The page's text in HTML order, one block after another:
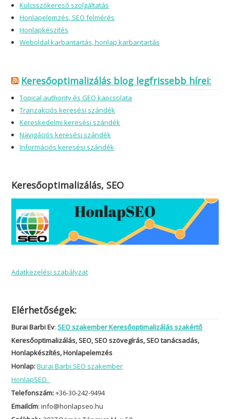
Kulcsszókereső szolgáltatás
Honlapelemzés, SEO felmérés
Honlapkészítés
Weboldal karbantartás, honlap karbantartás
Keresőoptimalizálás blog legfrissebb hírei:
Topical authority és GEO kapcsolata
Tranzakciós keresési szándék
Kereskedelmi keresési szándék
Navigációs keresési szándék
Információs keresési szándék
Keresőoptimalizálás, SEO
Adatkezelési szabályzat
Elérhetőségek:
Burai Barbi Ev:SEO szakember Keresőoptimalizálás szakértő
Keresőoptimalizálás, SEO, SEO szövegírás, SEO tanácsadás,
Honlapkészítés, Honlapelemzés
Honlap:Burai Barbi SEO szakember
HonlapSEO
Telefonszám:+36-30-242-9494
Emailcím: info@honlapseo.hu